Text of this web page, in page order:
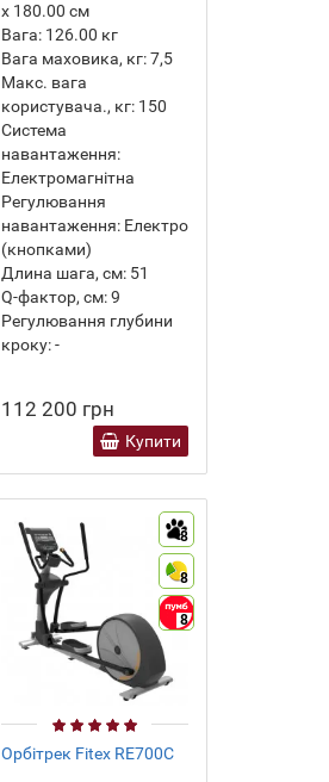
х 180.00 см
Вага: 126.00 кг
Вага маховика, кг:7,5
Макс. вага
користувача., кг:150
Система
навантаження:
Електромагнітна
Регулювання
навантаження:Електро
(кнопками)
Длина шага, см:51
Q-фактор, см:9
Регулювання глубини
кроку:-
112 200 грн
Купити
8
8
8
Орбітрек Fitex RE700C